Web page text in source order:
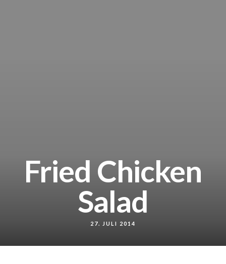
Untere Hauptstr. 16, 78532 Tuttlingen
Fried Chicken
Salad
27. JULI 2014